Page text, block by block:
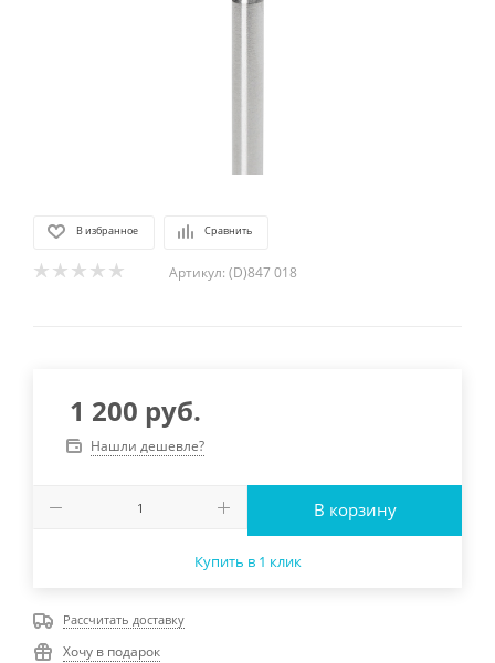
В избранное Сравнить
Артикул: (D)847 018
1 200 руб.
Нашли дешевле?
В корзину
Купить в 1 клик
Рассчитать доставку
Хочу в подарок